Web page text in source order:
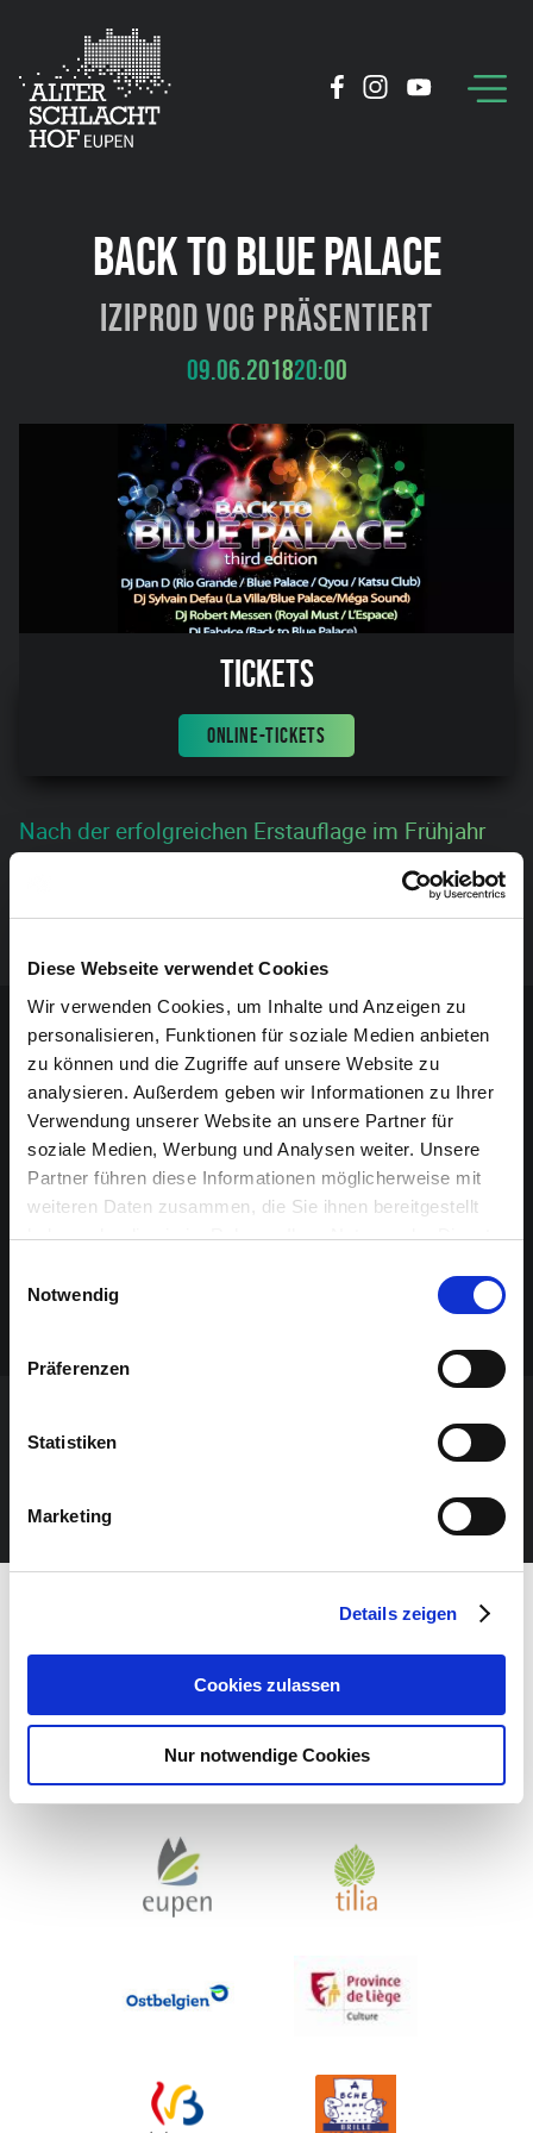
Diese Webseite verwendet Cookies
Wir verwenden Cookies, um Inhalte und Anzeigen zu
personalisieren, Funktionen für soziale Medien anbieten
zu können und die Zugriffe auf unsere Website zu
analysieren. Außerdem geben wir Informationen zu Ihrer
Verwendung unserer Website an unsere Partner für
soziale Medien, Werbung und Analysen weiter. Unsere
Partner führen diese Informationen möglicherweise mit
weiteren Daten zusammen, die Sie ihnen bereitgestellt
haben oder die sie im Rahmen Ihrer Nutzung der Dienste
Notwendig
Präferenzen
Statistiken
Marketing
Details zeigen
Cookies zulassen
Nur notwendige Cookies
BACK TO BLUE PALACE
Iziprod VoG präsentiert
09.06.201820:00
Tickets
ONLINE-TICKETS
Nach der erfolgreichen Erstauflage im Frühjahr
2017 präsentiert die Iziprod VoG auch 2018
diese Party mit feinstem 80er & 90er Feeling und